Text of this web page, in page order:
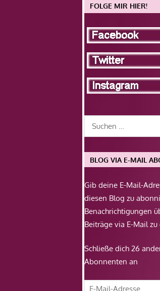
FOLGE MIR HIER!
BLOG VIA E-MAIL
Gib deine E-Mail-
diesen Blog zu
Benachrichtigungen
Beiträge via E-Mail zu
Schließe dich 26
Abonnenten an
E-